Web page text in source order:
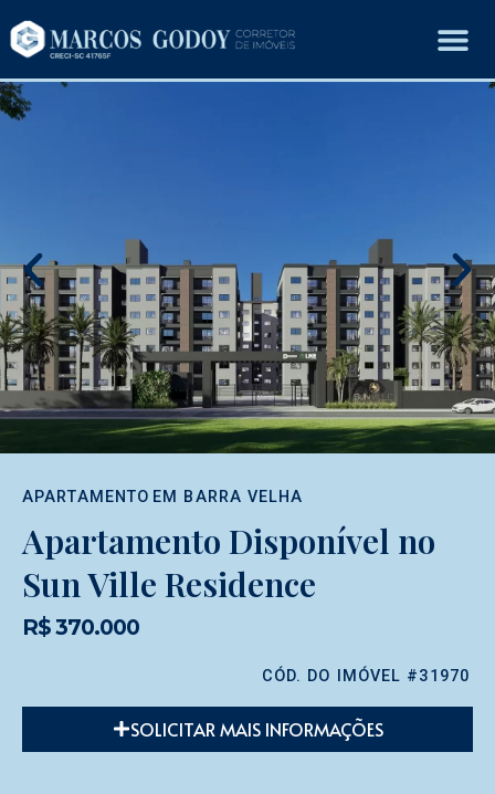
APARTAMENTO EM BARRA VELHA
Apartamento Disponível no
Sun Ville Residence
R$ 370.000
CÓD. DO IMÓVEL #31970
SOLICITAR MAIS INFORMAÇÕES